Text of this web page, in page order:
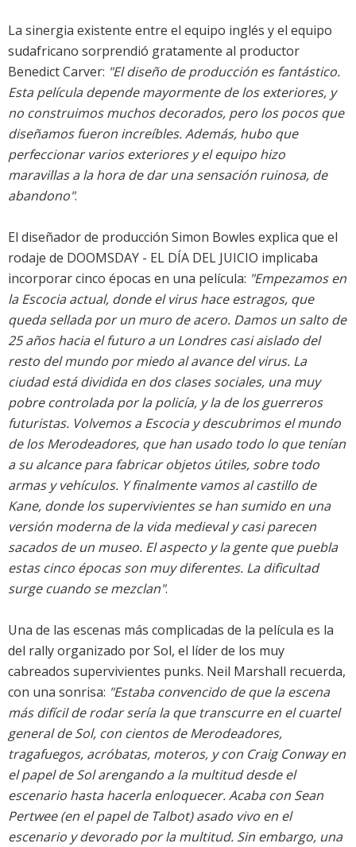
La sinergia existente entre el equipo inglés y el equipo
sudafricano sorprendió gratamente al productor
Benedict Carver: "El diseño de producción es fantástico.
Esta película depende mayormente de los exteriores, y
no construimos muchos decorados, pero los pocos que
diseñamos fueron increíbles. Además, hubo que
perfeccionar varios exteriores y el equipo hizo
maravillas a la hora de dar una sensación ruinosa, de
abandono".
El diseñador de producción Simon Bowles explica que el
rodaje de DOOMSDAY - EL DÍA DEL JUICIO implicaba
incorporar cinco épocas en una película: "Empezamos en
la Escocia actual, donde el virus hace estragos, que
queda sellada por un muro de acero. Damos un salto de
25 años hacia el futuro a un Londres casi aislado del
resto del mundo por miedo al avance del virus. La
ciudad está dividida en dos clases sociales, una muy
pobre controlada por la policía, y la de los guerreros
futuristas. Volvemos a Escocia y descubrimos el mundo
de los Merodeadores, que han usado todo lo que tenían
a su alcance para fabricar objetos útiles, sobre todo
armas y vehículos. Y finalmente vamos al castillo de
Kane, donde los supervivientes se han sumido en una
versión moderna de la vida medieval y casi parecen
sacados de un museo. El aspecto y la gente que puebla
estas cinco épocas son muy diferentes. La dificultad
surge cuando se mezclan".
Una de las escenas más complicadas de la película es la
del rally organizado por Sol, el líder de los muy
cabreados supervivientes punks. Neil Marshall recuerda,
con una sonrisa: "Estaba convencido de que la escena
más difícil de rodar sería la que transcurre en el cuartel
general de Sol, con cientos de Merodeadores,
tragafuegos, acróbatas, moteros, y con Craig Conway en
el papel de Sol arengando a la multitud desde el
escenario hasta hacerla enloquecer. Acaba con Sean
Pertwee (en el papel de Talbot) asado vivo en el
escenario y devorado por la multitud. Sin embargo, una